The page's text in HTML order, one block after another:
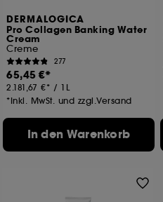
DERMALOGICA
Pro Collagen Banking Water
Cream
Creme
277
65,45 €
2.181,67 € / 1L
*Inkl. MwSt. und zzgl.Versand
In den Warenkorb